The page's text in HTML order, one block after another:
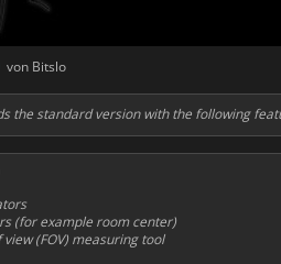
von Bitslo
the standard version with the following
(for example room center)
(FOV) measuring tool